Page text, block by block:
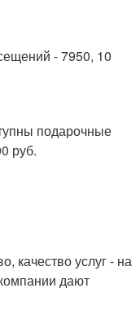
- 7950, 10
подарочные
руб.
качество услуг - на
дают